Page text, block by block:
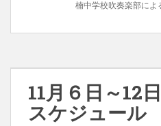
楠中学校吹奏楽部によ
11月６日～12
スケジュール